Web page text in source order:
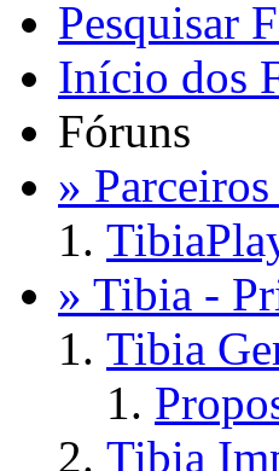
Pesquisar
Início dos
Fóruns
» Parceiros
» Tibia -
Tibia
Tibia